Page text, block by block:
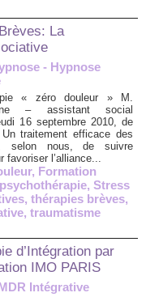
La
- Hypnose
« zéro douleur » M.
– assistant social
16 septembre 2010, de
traitement efficace des
selon nous, de suivre
favoriser l’alliance...
, Formation
psychothérapie, Stress
, thérapies brèves,
, traumatisme
d’Intégration par
IMO PARIS
Intégrative